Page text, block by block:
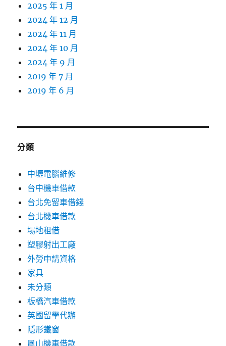
2025 年 1 月
2024 年 12 月
2024 年 11 月
2024 年 10 月
2024 年 9 月
2019 年 7 月
2019 年 6 月
分類
中壢電腦維修
台中機車借款
台北免留車借錢
台北機車借款
場地租借
塑膠射出工廠
外勞申請資格
家具
未分類
板橋汽車借款
英國留學代辦
隱形鐵窗
鳳山機車借款